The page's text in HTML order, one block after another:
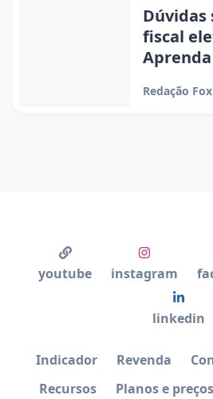
Dúvidas
fiscal
Redação
Recursos Planos e preços
Indicador Revenda
youtube instagram
linkedin